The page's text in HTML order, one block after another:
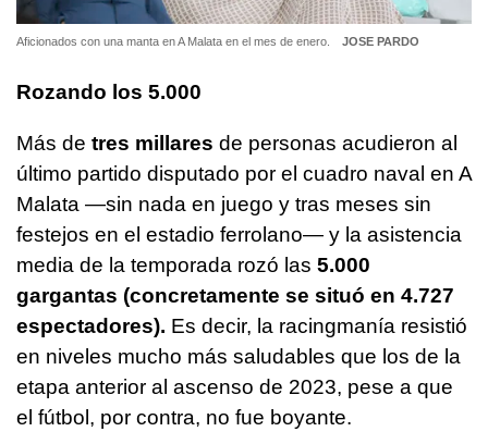
Aficionados con una manta en A Malata en el mes de enero. JOSE PARDO
Rozando los 5.000
Más de tres millares de personas acudieron al
último partido disputado por el cuadro naval en A
Malata —sin nada en juego y tras meses sin
festejos en el estadio ferrolano— y la asistencia
media de la temporada rozó las 5.000
gargantas (concretamente se situó en 4.727
espectadores). Es decir, la racingmanía resistió
en niveles mucho más saludables que los de la
etapa anterior al ascenso de 2023, pese a que
el fútbol, por contra, no fue boyante.